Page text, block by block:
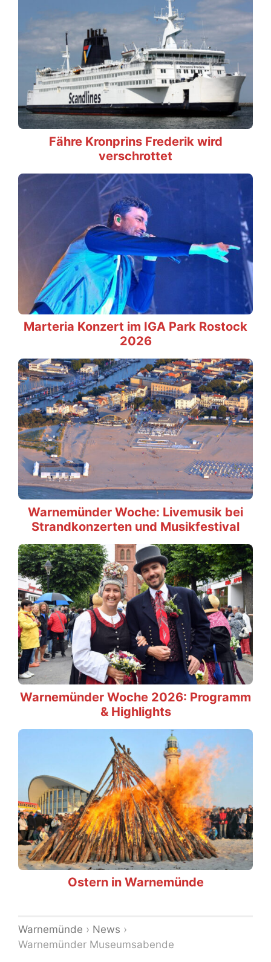
Fähre Kronprins Frederik wird
verschrottet
Marteria Konzert im IGA Park Rostock
2026
Warnemünder Woche: Livemusik bei
Strandkonzerten und Musikfestival
Warnemünder Woche 2026: Programm
& Highlights
Ostern in Warnemünde
Warnemünde › News ›
Warnemünder Museumsabende